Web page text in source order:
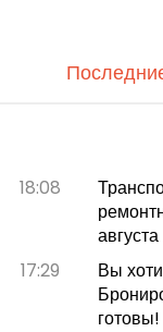
18:08
17:29
Вы
готовы!